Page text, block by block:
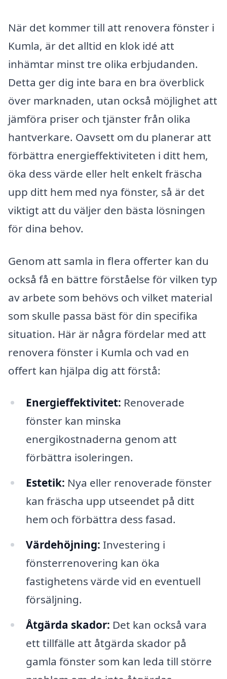
När det kommer till att renovera fönster i
Kumla, är det alltid en klok idé att
inhämtar minst tre olika erbjudanden.
Detta ger dig inte bara en bra överblick
över marknaden, utan också möjlighet att
jämföra priser och tjänster från olika
hantverkare. Oavsett om du planerar att
förbättra energieffektiviteten i ditt hem,
öka dess värde eller helt enkelt fräscha
upp ditt hem med nya fönster, så är det
viktigt att du väljer den bästa lösningen
för dina behov.
Genom att samla in flera offerter kan du
också få en bättre förståelse för vilken typ
av arbete som behövs och vilket material
som skulle passa bäst för din specifika
situation. Här är några fördelar med att
renovera fönster i Kumla och vad en
offert kan hjälpa dig att förstå:
Energieffektivitet: Renoverade
fönster kan minska
energikostnaderna genom att
förbättra isoleringen.
Estetik: Nya eller renoverade fönster
kan fräscha upp utseendet på ditt
hem och förbättra dess fasad.
Värdehöjning: Investering i
fönsterrenovering kan öka
fastighetens värde vid en eventuell
försäljning.
Åtgärda skador: Det kan också vara
ett tillfälle att åtgärda skador på
gamla fönster som kan leda till större